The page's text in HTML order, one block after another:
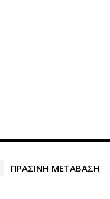
ΠΡΑΣΙΝΗ ΜΕΤΑΒΑΣΗ